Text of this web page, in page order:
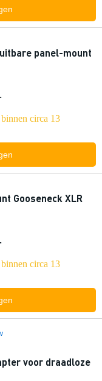
panel-mount
circa 13
Gooseneck XLR
circa 13
voor draadloze